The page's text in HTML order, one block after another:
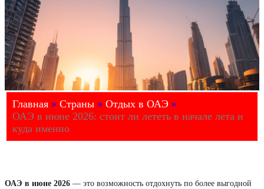
Главная » Страны » Отдых в ОАЭ »
ОАЭ в июне 2026: стоит ли лететь в начале лета и
куда именно
ОАЭ в июне 2026 — это возможность отдохнуть по более выгодной